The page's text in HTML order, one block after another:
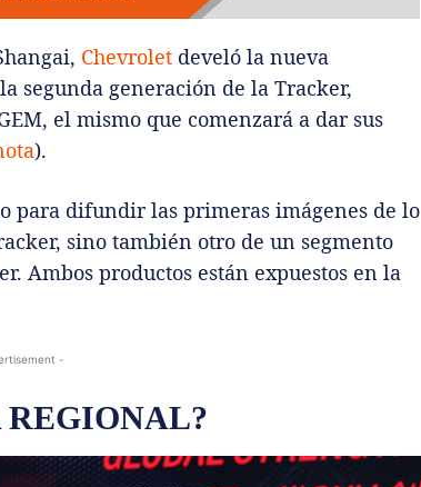
Chevrolet develó la nueva
segunda generación de la Tracker,
el mismo que comenzará a dar sus
).
para difundir las primeras imágenes de lo
sino también otro de un segmento
Ambos productos están expuestos en la
-
REGIONAL?